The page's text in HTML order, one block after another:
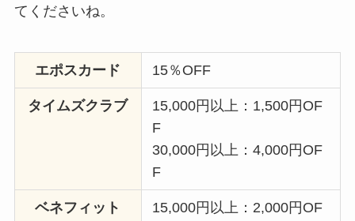
てくださいね。
エポスカード 15％OFF
タイムズクラブ
15,000円以上：1,500円OF
F
30,000円以上：4,000円OF
F
ベネフィット
15,000円以上：2,000円OF